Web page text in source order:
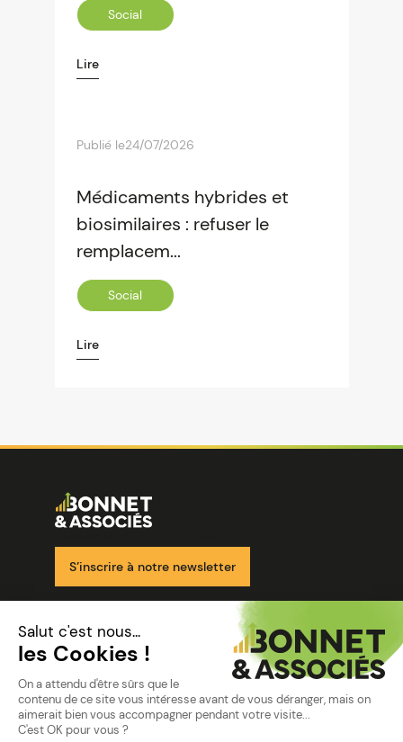
Social
Lire
Publié le24/07/2026
Médicaments hybrides et
biosimilaires : refuser le
remplacem...
Social
Lire
Image
S’inscrire à notre newsletter
Nos solutions
Nos cabinets
Mon espace client